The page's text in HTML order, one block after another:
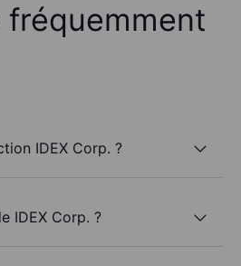
fréquemment
IDEX Corp. ?
IDEX Corp. ?